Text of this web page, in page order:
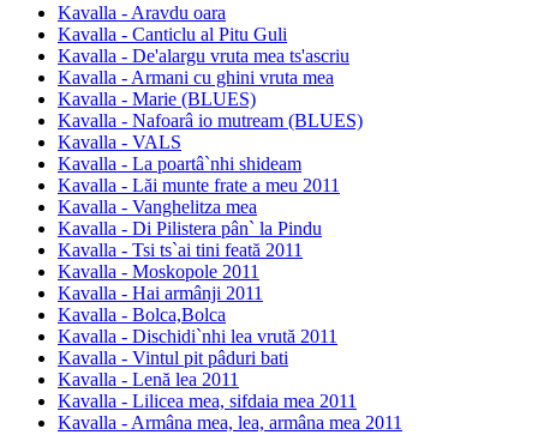
Kavalla - Aravdu oara
Kavalla - Canticlu al Pitu Guli
Kavalla - De'alargu vruta mea ts'ascriu
Kavalla - Armani cu ghini vruta mea
Kavalla - Marie (BLUES)
Kavalla - Nafoarâ io mutream (BLUES)
Kavalla - VALS
Kavalla - La poartâ`nhi shideam
Kavalla - Lăi munte frate a meu 2011
Kavalla - Vanghelitza mea
Kavalla - Di Pilistera pân` la Pindu
Kavalla - Tsi ts`ai tini feată 2011
Kavalla - Moskopole 2011
Kavalla - Hai armânji 2011
Kavalla - Bolca,Bolca
Kavalla - Dischidi`nhi lea vrută 2011
Kavalla - Vintul pit pâduri bati
Kavalla - Lenă lea 2011
Kavalla - Lilicea mea, sifdaia mea 2011
Kavalla - Armâna mea, lea, armâna mea 2011